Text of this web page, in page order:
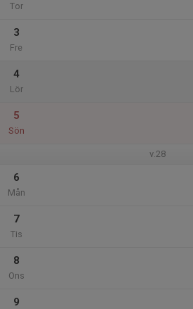
Tor
3
Fre
4
Lör
5
Sön
v.28
6
Mån
7
Tis
8
Ons
9